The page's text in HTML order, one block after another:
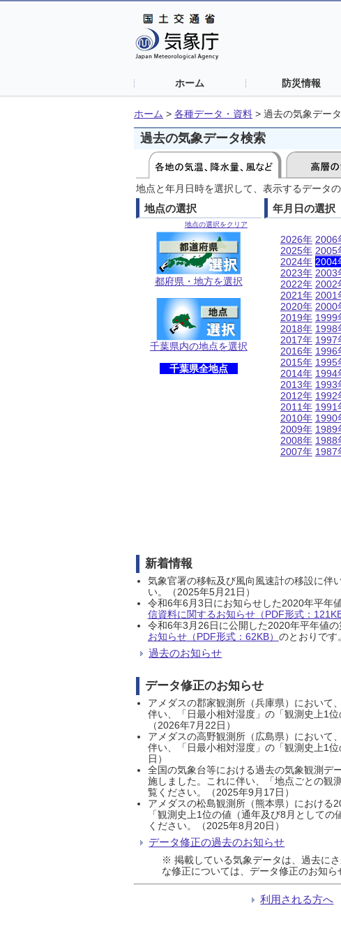
ホーム 防災情報
ホーム > 各種データ・資料 > 過去の気象デー
過去の気象データ検索
地点と年月日時を選択して、表示するデータ
地点の選択
地点の選択をクリア
都府県・地方を選択
千葉県内の地点を選択
千葉県全地点
年月日の選択
2026年
2025年
2024年
2023年
2022年
2021年
2020年
2019年
2018年
2017年
2016年
2015年
2014年
2013年
2012年
2011年
2010年
2009年
2008年
2007年
2006
2005
2004
2003
2002
2001
2000
1999
1998
1997
1996
1995
1994
1993
1992
1991
1990
1989
1988
1987
新着情報
気象官署の移転及び風向風速計の移設に伴
い。（2025年5月21日）
令和6年6月3日にお知らせした2020年平年
信資料に関するお知らせ（PDF形式：121KB
令和6年3月26日に公開した2020年平年値
お知らせ（PDF形式：62KB） のとおりです
過去のお知らせ
データ修正のお知らせ
アメダスの郡家観測所（兵庫県）において
伴い、「日最小相対湿度」の「観測史上1
（2026年7月22日）
アメダスの高野観測所（広島県）において
伴い、「日最小相対湿度」の「観測史上1
日）
全国の気象台等における過去の気象観測デ
施しました。これに伴い、「地点ごとの観
覧ください。（2025年9月17日）
アメダスの松島観測所（熊本県）における
「観測史上1位の値（通年及び8月として
ください。（2025年8月20日）
データ修正の過去のお知らせ
※ 掲載している気象データは、過去に
な修正については、データ修正のお知ら
利用される方へ